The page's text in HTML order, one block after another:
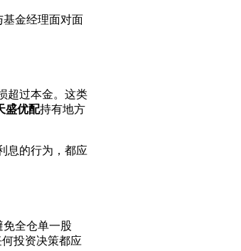
基金经理面对面
超过本金。这类
盛优配持有地方
息的行为，都应
全仓单一股
投资决策都应